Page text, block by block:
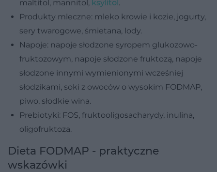
maltitol, mannitol, ksylitol .
Produkty mleczne: mleko krowie i kozie, jogurty,
sery twarogowe, śmietana, lody.
Napoje: napoje słodzone syropem glukozowo-
fruktozowym, napoje słodzone fruktozą, napoje
słodzone innymi wymienionymi wcześniej
słodzikami, soki z owoców o wysokim FODMAP,
piwo, słodkie wina.
Prebiotyki: FOS, fruktooligosacharydy, inulina,
oligofruktoza.
Dieta FODMAP - praktyczne
wskazówki